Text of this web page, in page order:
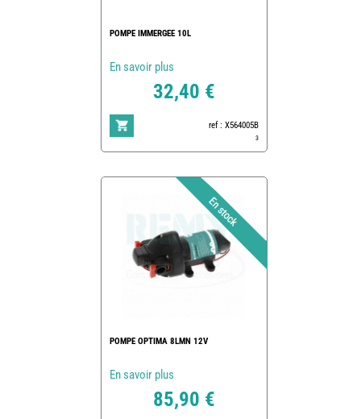
POMPE IMMERGEE 10L
En savoir plus
32,40 €
ref : X564005B
3
POMPE OPTIMA 8LMN 12V
En savoir plus
85,90 €